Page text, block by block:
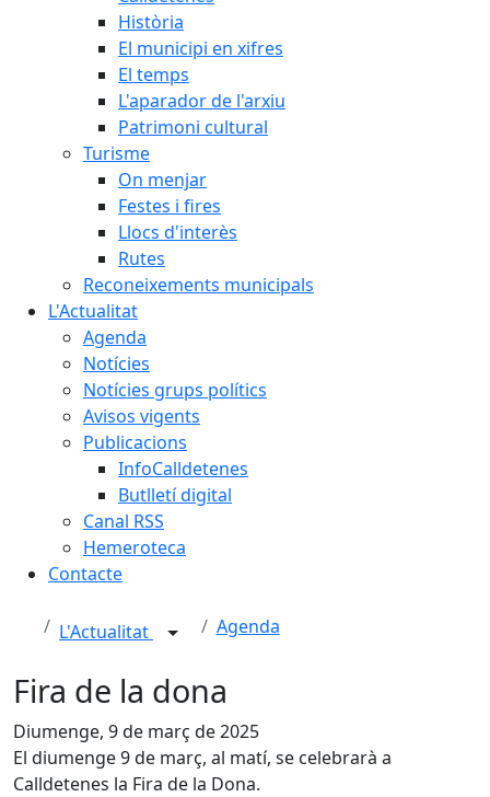
Història
El municipi en xifres
El temps
L'aparador de l'arxiu
Patrimoni cultural
Turisme
On menjar
Festes i fires
Llocs d'interès
Rutes
Reconeixements municipals
L'Actualitat
Agenda
Notícies
Notícies grups polítics
Avisos vigents
Publicacions
InfoCalldetenes
Butlletí digital
Canal RSS
Hemeroteca
Contacte
L'Actualitat Agenda
Fira de la dona
Diumenge, 9 de març de 2025
El diumenge 9 de març, al matí, se celebrarà a
Calldetenes la Fira de la Dona.